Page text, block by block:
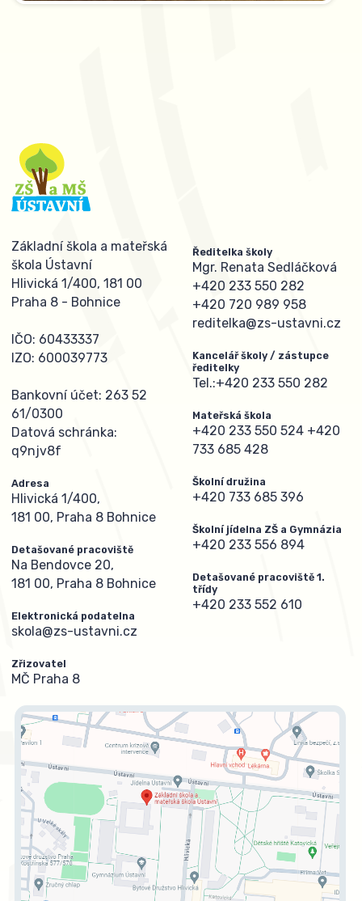
Základní škola a mateřská
škola Ústavní
Hlivická 1/400, 181 00
Praha 8 - Bohnice
IČO: 60433337
IZO: 600039773
Bankovní účet: 263 52
61/0300
Datová schránka:
q9njv8f
Adresa
Hlivická 1/400,
181 00, Praha 8 Bohnice
Detašované pracoviště
Na Bendovce 20,
181 00, Praha 8 Bohnice
Elektronická podatelna
skola@zs-ustavni.cz
Zřizovatel
MČ Praha 8
Ředitelka školy
Mgr. Renata Sedláčková
+420 233 550 282
+420 720 989 958
reditelka@zs-ustavni.cz
Kancelář školy / zástupce
ředitelky
Tel.:+420 233 550 282
Mateřská škola
+420 233 550 524 +420
733 685 428
Školní družina
+420 733 685 396
Školní jídelna ZŠ a Gymnázia
+420 233 556 894
Detašované pracoviště 1.
třídy
+420 233 552 610